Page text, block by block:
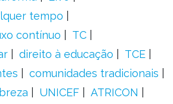
tempo
contínuo
TC
direito à educação
TCE
comunidades tradicionais
UNICEF
ATRICON